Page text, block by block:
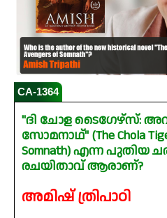
CA-1364
"ദി ചോള ടൈഗേഴ്‌സ്:
സോമനാഥ്" (The Chola
Somnath) എന്ന പുതിയ
രചയിതാവ് ആരാണ്?
അമിഷ് ത്രിപാഠി